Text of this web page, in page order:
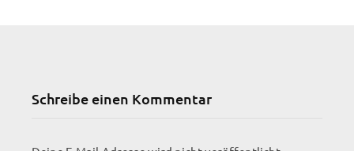
Schreibe einen Kommentar